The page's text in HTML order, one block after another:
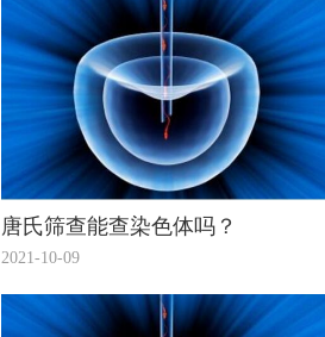
唐氏筛查能查染色体吗？
2021-10-09